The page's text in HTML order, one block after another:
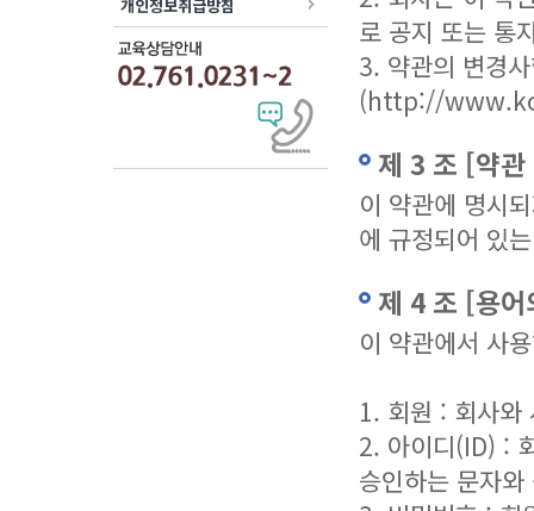
개인정보취급방침
로 공지 또는 통
3. 약관의 변경
(http://
제 3 조 [약
이 약관에 명시
에 규정되어 있
제 4 조 [용
이 약관에서 사
1. 회원 : 회사와
2. 아이디(ID) :
승인하는 문자